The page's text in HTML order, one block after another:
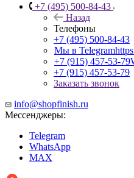
+7 (495) 500-84-43
Назад
Телефоны
+7 (495) 500-84-43
Мы в Telegram
+7 (915) 457-53-79
+7 (915) 457-53-79
Заказать звонок
info@shopfinish.ru
Мессенджеры:
Telegram
WhatsApp
MAX